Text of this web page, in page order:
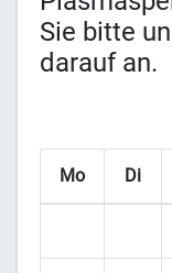
Sie bitte
darauf an.
Mo Di